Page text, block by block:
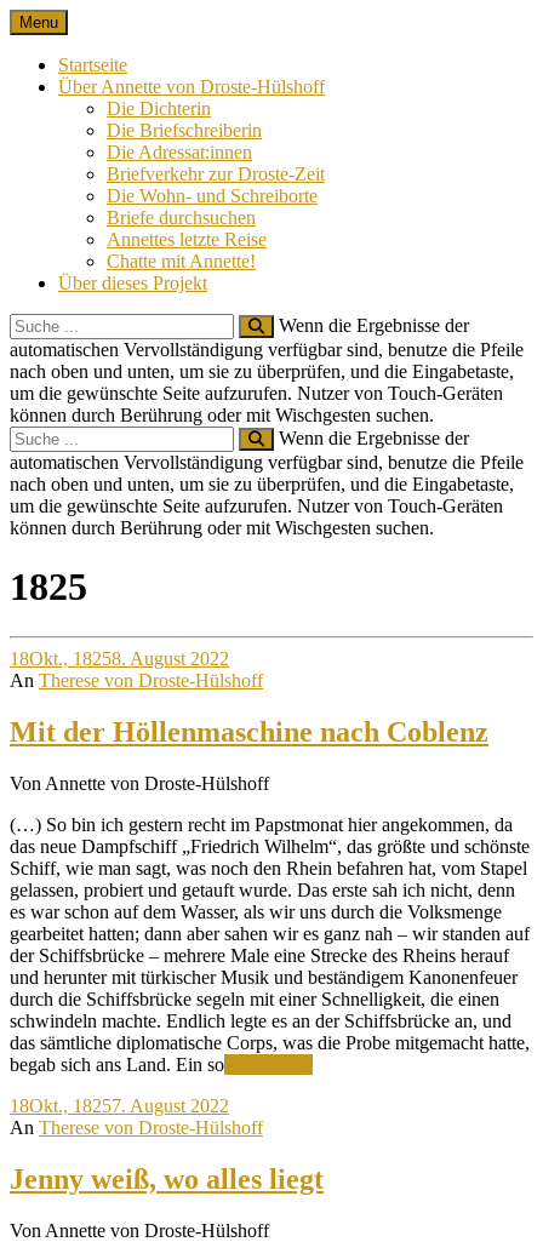
Skip
to
content
Nach 100 Jahren
Annette von Droste-Hülshoff in Briefen
Menu
Startseite
Über Annette von Droste-Hülshoff
Die Dichterin
Die Briefschreiberin
Die Adressat:innen
Briefverkehr zur Droste-Zeit
Die Wohn- und Schreiborte
Briefe durchsuchen
Annettes letzte Reise
Chatte mit Annette!
Über dieses Projekt
Search
for:
Wenn die Ergebnisse der
automatischen Vervollständigung verfügbar sind, benutze die Pfeile
nach oben und unten, um sie zu überprüfen, und die Eingabetaste,
um die gewünschte Seite aufzurufen. Nutzer von Touch-Geräten
können durch Berührung oder mit Wischgesten suchen.
Search
for:
Wenn die Ergebnisse der
automatischen Vervollständigung verfügbar sind, benutze die Pfeile
nach oben und unten, um sie zu überprüfen, und die Eingabetaste,
um die gewünschte Seite aufzurufen. Nutzer von Touch-Geräten
können durch Berührung oder mit Wischgesten suchen.
Site
Overlay
1825
18Okt., 18258. August 2022
An Therese von Droste-Hülshoff
Mit der Höllenmaschine nach Coblenz
Von Annette von Droste-Hülshoff
(…) So bin ich gestern recht im Papstmonat hier angekommen, da
das neue Dampfschiff „Friedrich Wilhelm“, das größte und schönste
Schiff, wie man sagt, was noch den Rhein befahren hat, vom Stapel
gelassen, probiert und getauft wurde. Das erste sah ich nicht, denn
es war schon auf dem Wasser, als wir uns durch die Volksmenge
gearbeitet hatten; dann aber sahen wir es ganz nah – wir standen auf
der Schiffsbrücke – mehrere Male eine Strecke des Rheins herauf
und herunter mit türkischer Musik und beständigem Kanonenfeuer
durch die Schiffsbrücke segeln mit einer Schnelligkeit, die einen
schwindeln machte. Endlich legte es an der Schiffsbrücke an, und
das sämtliche diplomatische Corps, was die Probe mitgemacht hatte,
begab sich ans Land. Ein so
18Okt., 18257. August 2022
An Therese von Droste-Hülshoff
Jenny weiß, wo alles liegt
Von Annette von Droste-Hülshoff